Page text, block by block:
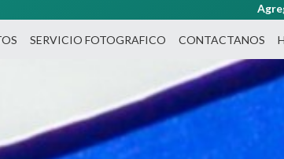
productos al carrito y haz tu pedido por
SERVICIO FOTOGRAFICO CONTACTANOS